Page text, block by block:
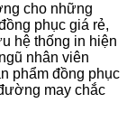
cho những
phục giá rẻ,
hệ thống in hiện
nhân viên
phẩm đồng phục
may chắc